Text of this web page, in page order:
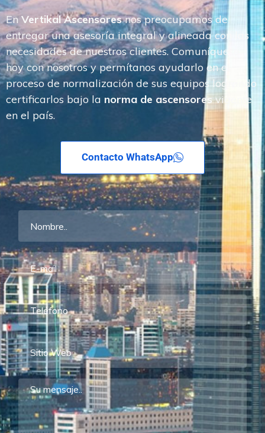
EnVertikal Ascensoresnos preocupamos de
entregar una asesoría integral y alineada con las
necesidades de nuestros clientes. Comuníquese
hoy con nosotros y permítanos ayudarlo en el
proceso de normalización de sus equipos logrando
certificarlos bajo la norma de ascensoresvigente
en el país.
Contacto WhatsApp